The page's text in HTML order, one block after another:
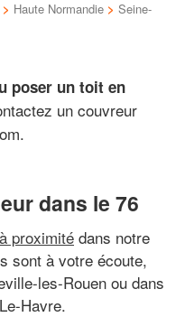
> Haute Normandie > Seine-
poser un toit en
un couvreur
dans le 76
proximité dans notre
sont à votre écoute,
les-Rouen ou dans
Havre.